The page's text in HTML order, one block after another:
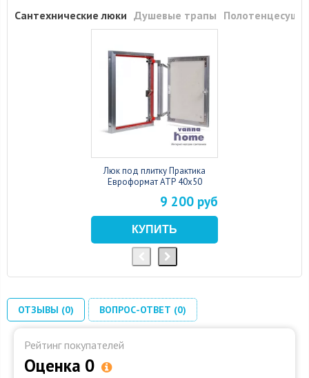
Сантехнические люки Душевые трапы
Люк под плитку Практика
Евроформат АТР 40x50
9 200 руб
ОТЗЫВЫ (0) ВОПРОС-ОТВЕТ (0)
Рейтинг покупателей
Оценка 0